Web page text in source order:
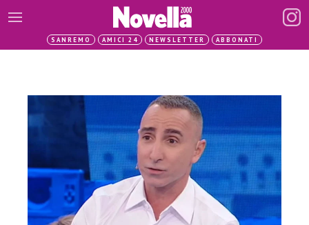
SANREMO AMICI 24 NEWSLETTER ABBONATI